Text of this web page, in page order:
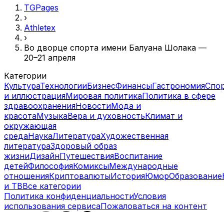
TGPages
›
Athletex
›
Во дворце спорта имени Балуана Шолака —
20–21 апреля
Категории
КультураТехнологииБизнесФинансыГастрономия
и иллюстрацияМировая политикаПолитика в сфере
здравоохраненияНовостиМода и
красотаМузыкаВера и духовностьКлимат и
окружающая
средаНаукаЛитератураХудожественная
литератураЗдоровый образ
жизниДизайнПутешествияВоспитание
детейФилософияКомиксыМеждународные
отношенияКриптовалютыИсторияЮморОбразование
и ТВВсе категории
Политика конфиденциальностиУсловия
использования сервисаПожаловаться на контент